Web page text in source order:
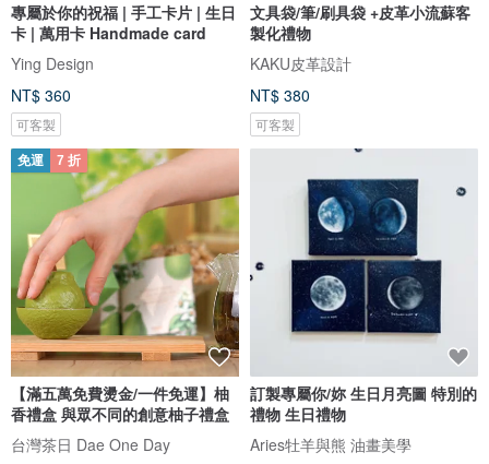
專屬於你的祝福 | 手工卡片 | 生日
卡 | 萬用卡 Handmade card
Ying Design
NT$ 360
可客製
文具袋/筆/刷具袋 +皮革小流蘇客
製化禮物
KAKU皮革設計
NT$ 380
可客製
免運 7 折
【滿五萬免費燙金/一件免運】柚
香禮盒 與眾不同的創意柚子禮盒
台灣茶日 Dae One Day
訂製專屬你/妳 生日月亮圖 特別的
禮物 生日禮物
Aries牡羊與熊 油畫美學